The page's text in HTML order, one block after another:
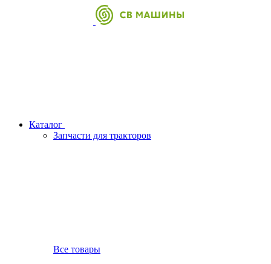
Каталог
Запчасти для тракторов
Все товары